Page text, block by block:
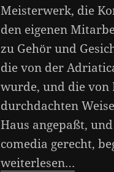
Meisterwerk, die
den eigenen
zu Gehör und
die von der
wurde, und die von
durchdachten
Haus angepaßt,
comedia gerecht,
weiterlesen…